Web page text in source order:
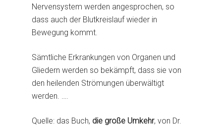
Nervensystem werden angesprochen, so
dass auch der Blutkreislauf wieder in
Bewegung kommt.
Sämtliche Erkrankungen von Organen und
Gliedern werden so bekämpft, dass sie von
den heilenden Strömungen überwältigt
werden. ….
Quelle: das Buch, die große Umkehr, von Dr.